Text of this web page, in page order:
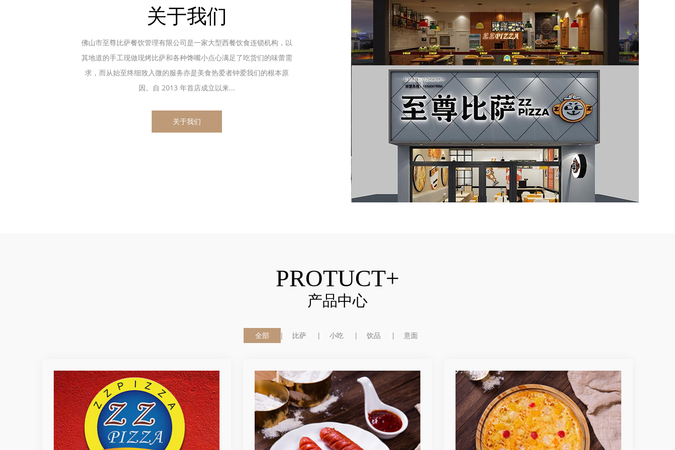
关于我们
佛山市至尊比萨餐饮管理有限公司是一家大型西餐饮食连锁机构，以
其地道的手工现做现烤比萨和各种馋嘴小点心满足了吃货们的味蕾需
求，而从始至终细致入微的服务亦是美食热爱者钟爱我们的根本原
因。自 2013 年首店成立以来...
关于我们
PROTUCT+
产品中心
全部 比萨 小吃 饮品 意面